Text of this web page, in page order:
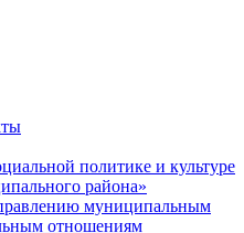
политике и культуре
района»
муниципальным
отношениям